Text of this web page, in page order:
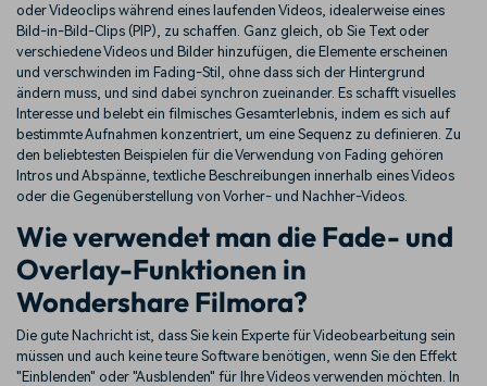
oder Videoclips während eines laufenden Videos, idealerweise eines
Bild-in-Bild-Clips (PIP), zu schaffen. Ganz gleich, ob Sie Text oder
verschiedene Videos und Bilder hinzufügen, die Elemente erscheinen
und verschwinden im Fading-Stil, ohne dass sich der Hintergrund
ändern muss, und sind dabei synchron zueinander. Es schafft visuelles
Interesse und belebt ein filmisches Gesamterlebnis, indem es sich auf
bestimmte Aufnahmen konzentriert, um eine Sequenz zu definieren. Zu
den beliebtesten Beispielen für die Verwendung von Fading gehören
Intros und Abspänne, textliche Beschreibungen innerhalb eines Videos
oder die Gegenüberstellung von Vorher- und Nachher-Videos.
Wie verwendet man die Fade- und
Overlay-Funktionen in
Wondershare Filmora?
Die gute Nachricht ist, dass Sie kein Experte für Videobearbeitung sein
müssen und auch keine teure Software benötigen, wenn Sie den Effekt
"Einblenden" oder "Ausblenden" für Ihre Videos verwenden möchten. In